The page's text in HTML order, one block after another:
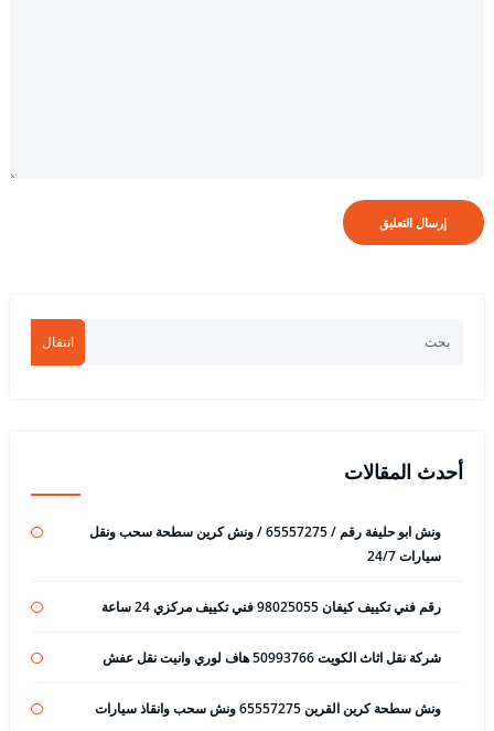
انتقال
أحدث المقالات
ونش ابو حليفة رقم / 65557275 / ونش كرين سطحة سحب ونقل
سيارات 24/7
رقم فني تكييف كيفان 98025055 فني تكييف مركزي 24 ساعة
شركة نقل اثاث الكويت 50993766 هاف لوري وانيت نقل عفش
ونش سطحة كرين القرين 65557275 ونش سحب وانقاذ سيارات